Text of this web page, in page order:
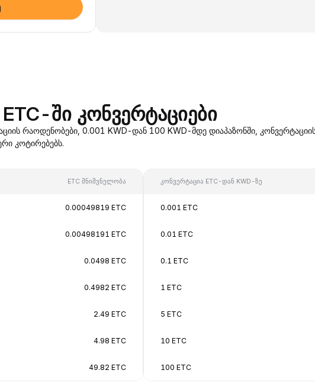
ში კონვერტაციები
რაოდენობები, 0.001 KWD-დან 100 KWD-მდე დიაპაზონში,
კოტირებებს.
ETC მნიშვნელობა
0.00049819 ETC
0.00498191 ETC
0.0498 ETC
0.4982 ETC
2.49 ETC
4.98 ETC
49.82 ETC
კონვერტაცია ETC-დან KWD-ზე
0.001 ETC
0.01 ETC
0.1 ETC
1 ETC
5 ETC
10 ETC
100 ETC